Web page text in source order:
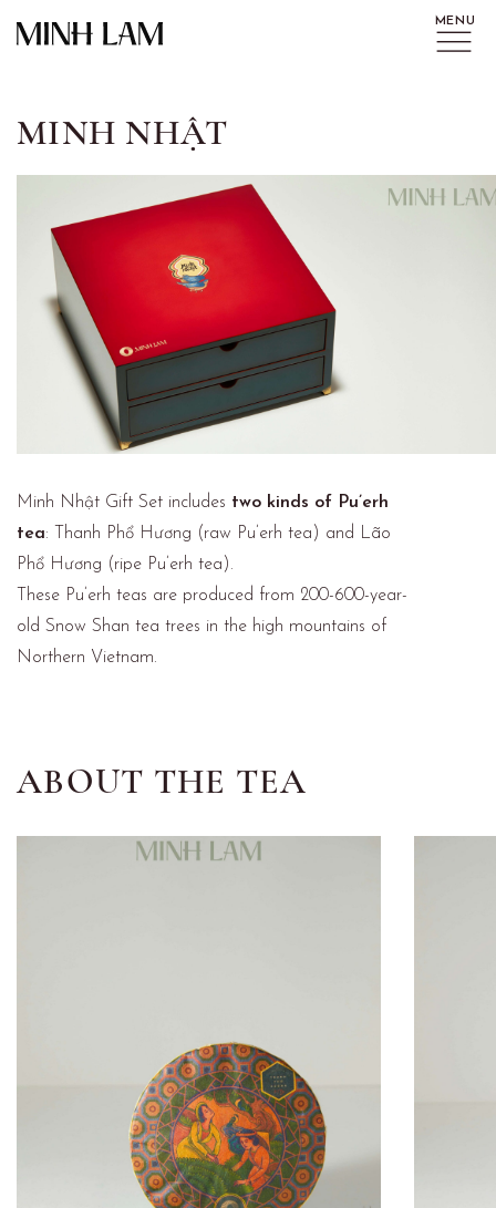
MINH NHẬT
Minh Nhật Gift Set includes two kinds of Pu’erh
tea: Thanh Phổ Hương (raw Pu’erh tea) and Lão
Phổ Hương (ripe Pu’erh tea).
These Pu’erh teas are produced from 200-600-year-
old Snow Shan tea trees in the high mountains of
Northern Vietnam.
ABOUT THE TEA